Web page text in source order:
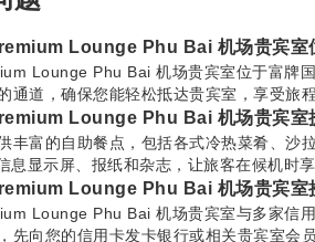
Lounge Phu Bai 机场贵宾室
Lounge Phu Bai 机场贵宾室位于富牌
通道，确保您能轻松抵达贵宾室，享受旅
Lounge Phu Bai 机场贵宾室
丰富的自助餐点，包括各式冷热菜肴、沙
息显示屏、报纸和杂志，让旅客在候机时
Lounge Phu Bai 机场贵宾室
Lounge Phu Bai 机场贵宾室与多家信
先向您的信用卡发卡银行或相关贵宾室会